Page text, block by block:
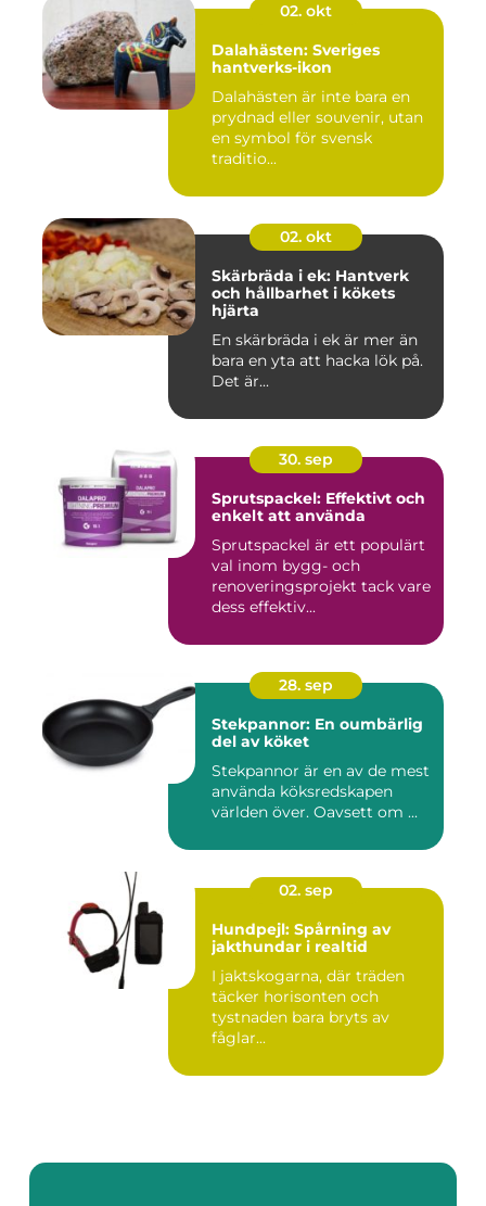
02. okt
Dalahästen: Sveriges
hantverks-ikon
Dalahästen är inte bara en
prydnad eller souvenir, utan
en symbol för svensk
traditio...
02. okt
Skärbräda i ek: Hantverk
och hållbarhet i kökets
hjärta
En skärbräda i ek är mer än
bara en yta att hacka lök på.
Det är...
30. sep
Sprutspackel: Effektivt och
enkelt att använda
Sprutspackel är ett populärt
val inom bygg- och
renoveringsprojekt tack vare
dess effektiv...
28. sep
Stekpannor: En oumbärlig
del av köket
Stekpannor är en av de mest
använda köksredskapen
världen över. Oavsett om ...
02. sep
Hundpejl: Spårning av
jakthundar i realtid
I jaktskogarna, där träden
täcker horisonten och
tystnaden bara bryts av
fåglar...